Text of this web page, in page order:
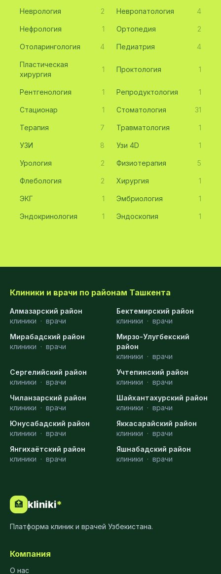
Неврология 2 Невропатология 4
Нефрология 1 Ортопедия 2
Отоларингология 4 Педиатрия 4
Пластическая
хирургия
1 Проктология 1
Рентгенология 1 Репродуктология 1
Стационар 1 Стоматология 31
Терапия 7 Травматология 1
УЗИ 8 Узи 4D 1
Урология 2 Физиотерапия 5
Флебология 2 Хирургия 1
ЭКГ 1 Эмбриология 1
Эндокринология 1 Эндоскопия 1
Клиники и врачи по районам Ташкента
Алмазарский район
клиники · врачи
Бектемирский район
клиники · врачи
Мирабадский район
клиники · врачи
Мирзо-Улугбекский
район
клиники · врачи
Сергелийский район
клиники · врачи
Учтепинский район
клиники · врачи
Чиланзарский район
клиники · врачи
Шайхантахурский район
клиники · врачи
Юнусабадский район
клиники · врачи
Яккасарайский район
клиники · врачи
Янгихаётский район
клиники · врачи
Яшнабадский район
клиники · врачи
🏥 kliniki*
Платформа клиник и врачей Узбекистана.
Компания
О нас